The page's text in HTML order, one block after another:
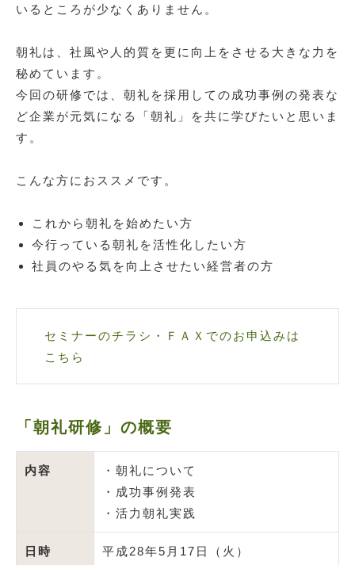
いるところが少なくありません。
朝礼は、社風や人的質を更に向上をさせる大きな力を
秘めています。
今回の研修では、朝礼を採用しての成功事例の発表な
ど企業が元気になる「朝礼」を共に学びたいと思いま
す。
こんな方におススメです。
これから朝礼を始めたい方
今行っている朝礼を活性化したい方
社員のやる気を向上させたい経営者の方
セミナーのチラシ・ＦＡＸでのお申込みは
こちら
「朝礼研修」の概要
内容
・朝礼について
・成功事例発表
・活力朝礼実践
日時
平成28年5月17日（火）